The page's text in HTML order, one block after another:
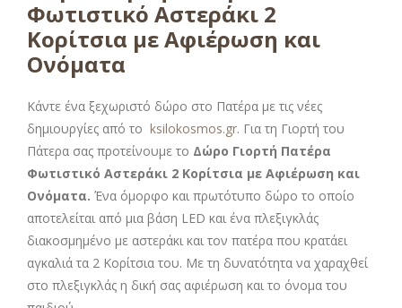
Φωτιστικό Αστεράκι 2
Κορίτσια με Αφιέρωση και
Ονόματα
Κάντε ένα ξεχωριστό δώρο στο Πατέρα με τις νέες
δημιουργίες από το ksilokosmos.gr. Για τη Γιορτή του
Πάτερα σας προτείνουμε το Δώρο Γιορτή Πατέρα
Φωτιστικό Αστεράκι 2 Κορίτσια με Αφιέρωση και
Ονόματα. Ένα όμορφο και πρωτότυπο δώρο το οποίο
αποτελείται από μια βάση LED και ένα πλεξιγκλάς
διακοσμημένο με αστεράκι και τον πατέρα που κρατάει
αγκαλιά τα 2 Κορίτσια του. Με τη δυνατότητα να χαραχθεί
στο πλεξιγκλάς η δική σας αφιέρωση και το όνομα του